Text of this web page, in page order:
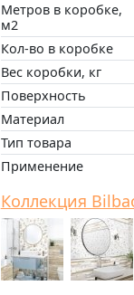
Метров в коробке,
м2
Кол-во в коробке
Вес коробки, кг
Поверхность
Материал
Тип товара
Применение
Коллекция